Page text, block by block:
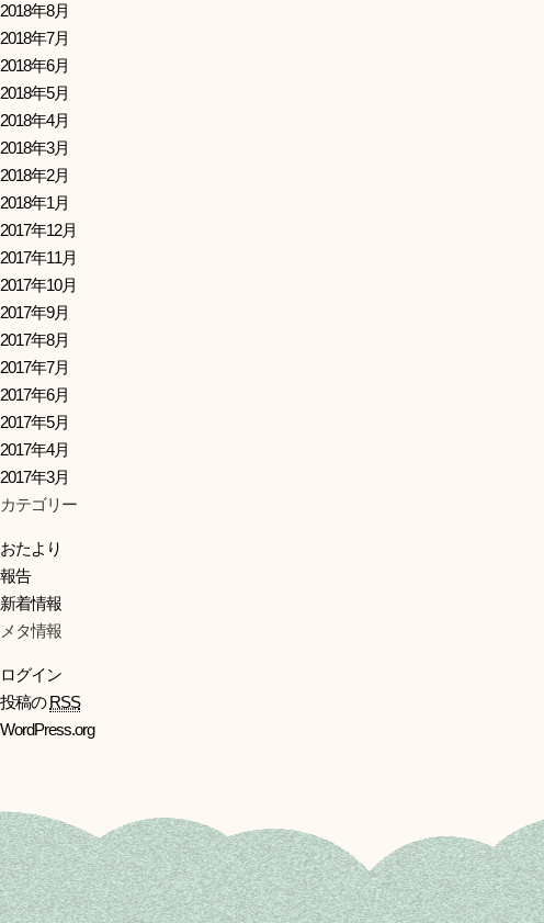
2018年8月
2018年7月
2018年6月
2018年5月
2018年4月
2018年3月
2018年2月
2018年1月
2017年12月
2017年11月
2017年10月
2017年9月
2017年8月
2017年7月
2017年6月
2017年5月
2017年4月
2017年3月
カテゴリー
おたより
報告
新着情報
メタ情報
ログイン
投稿のRSS
WordPress.org